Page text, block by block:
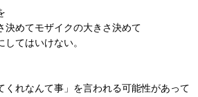
決めてモザイクの大きさ決めて
てはいけない。
くれなんて事」を言われる可能性があって